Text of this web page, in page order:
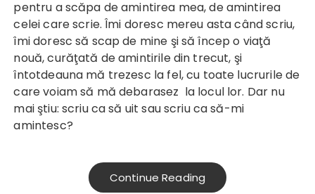
pentru a scăpa de amintirea mea, de amintirea
celei care scrie. Îmi doresc mereu asta când scriu,
îmi doresc să scap de mine şi să încep o viaţă
nouă, curăţată de amintirile din trecut, şi
întotdeauna mă trezesc la fel, cu toate lucrurile de
care voiam să mă debarasez la locul lor. Dar nu
mai ştiu: scriu ca să uit sau scriu ca să-mi
amintesc?
Continue Reading